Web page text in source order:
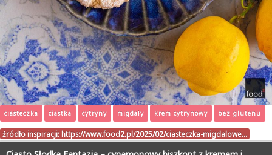
ciasteczka ciastka cytryny migdały krem cytrynowy bez glutenu
źródło inspiracji: https://www.food2.pl/2025/02/ciasteczka-migdalowe…